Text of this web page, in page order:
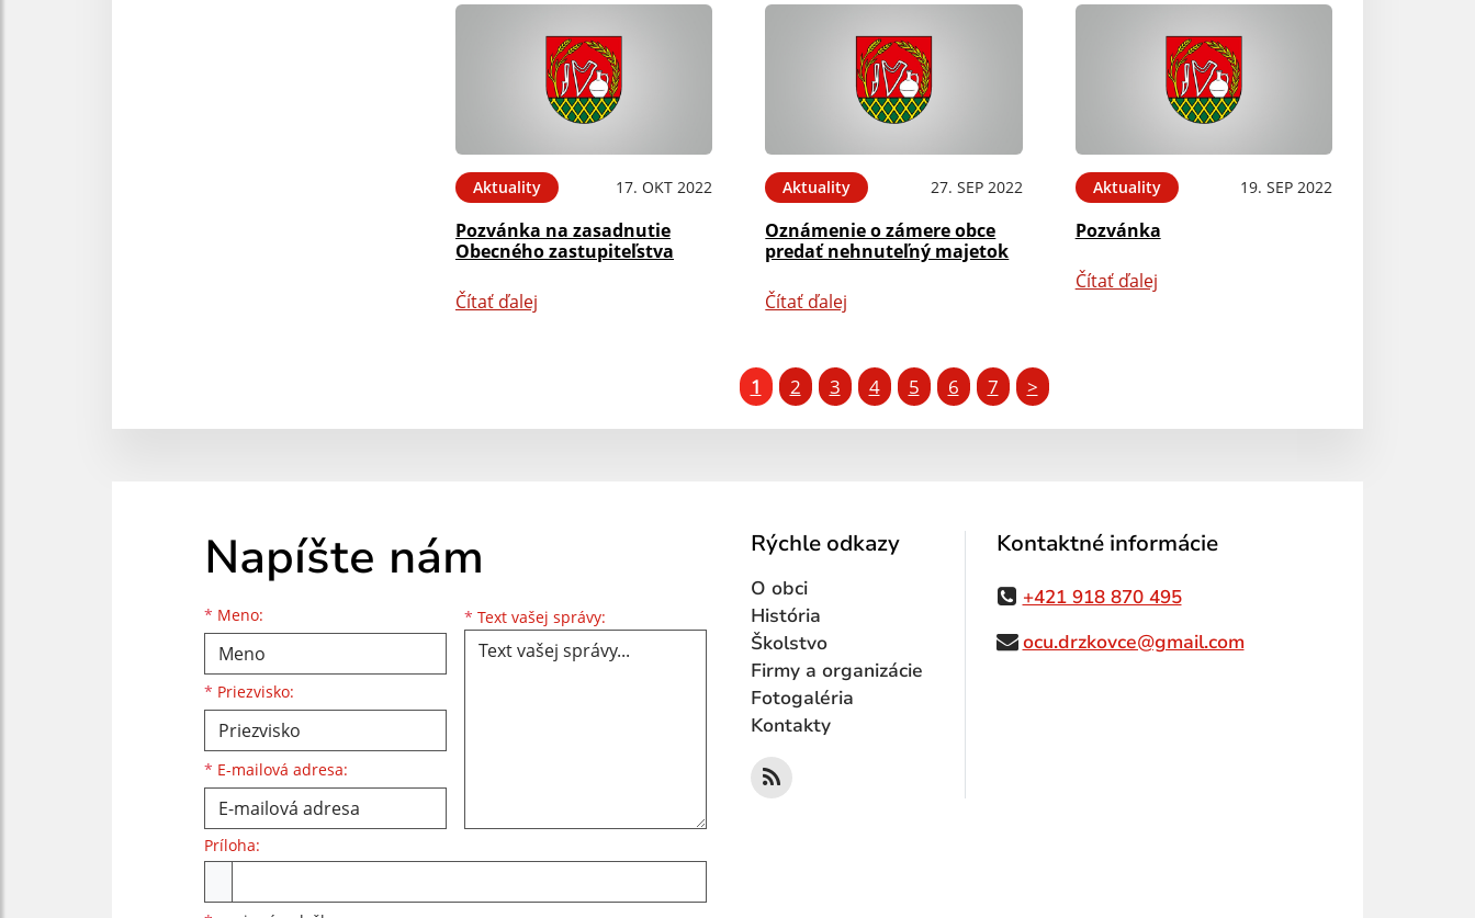
Aktuality 17. OKT 2022
Pozvánka na zasadnutie
Obecného zastupiteľstva
Čítať ďalej
Aktuality 27. SEP 2022
Oznámenie o zámere obce
predať nehnuteľný majetok
Čítať ďalej
Aktuality 19. SEP 2022
Pozvánka
Čítať ďalej
1 2 3 4 5 6 7 >
Napíšte nám
* Meno:
Meno
* Priezvisko:
Priezvisko
* E-mailová adresa:
E-mailová adresa * Text vašej správy: Text vašej správy...
Príloha:
Rýchle odkazy
O obci
História
Školstvo
Firmy a organizácie
Fotogaléria
Kontakty
Kontaktné informácie
+421 918 870 495
ocu.drzkovce@gmail.com